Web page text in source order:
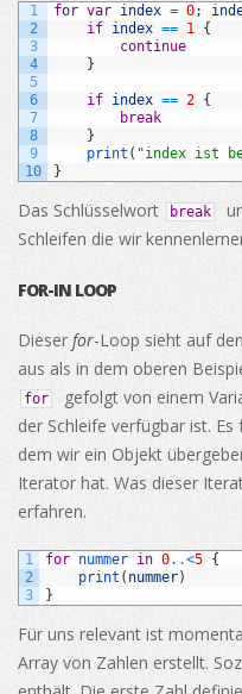
1
2
3
4
5
6
7
8
9
10
for var index = 0;
if index == 1 {
continue
}
if index == 2 {
break
}
print ( "index ist
}
Das Schlüsselwort break
Schleifen die wir
FOR-IN LOOP
Dieser for-Loop sieht auf
aus als in dem oberen
for gefolgt von einem
der Schleife verfügbar ist.
dem wir ein Objekt
Iterator hat. Was dieser
erfahren.
1
2
3
for nummer in 0..<5 {
print ( nummer)
}
Für uns relevant ist
Array von Zahlen erstellt.